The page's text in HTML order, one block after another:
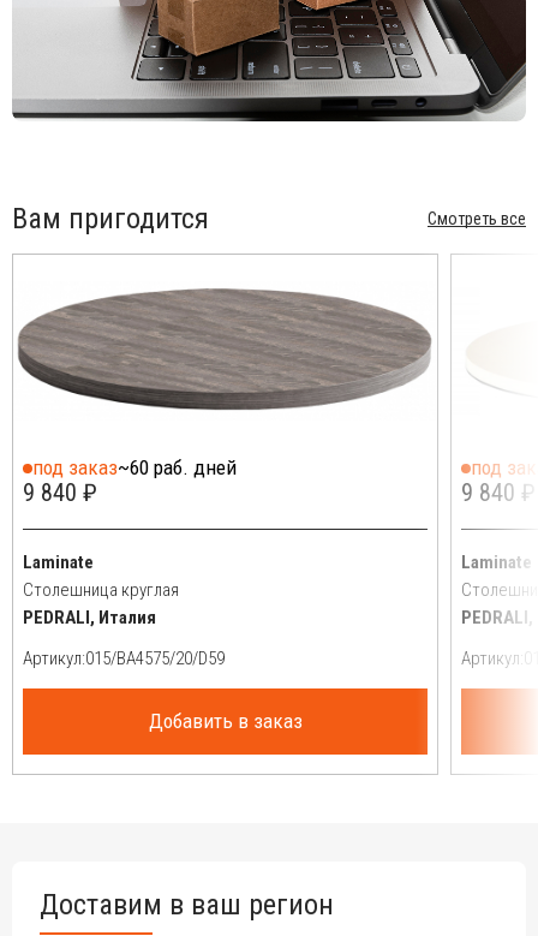
Вам пригодится Смотреть все
под заказ~60 раб. дней
9 840 ₽
Laminate
Столешница круглая
PEDRALI, Италия
Артикул:
Добавить в заказ
под
9 840 ₽
Laminate
Артикул:
Доставим в ваш регион